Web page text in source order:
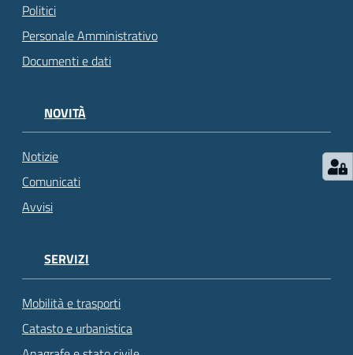
Politici
Personale Amministrativo
Documenti e dati
NOVITÀ
Notizie
Comunicati
Avvisi
SERVIZI
Mobilità e trasporti
Catasto e urbanistica